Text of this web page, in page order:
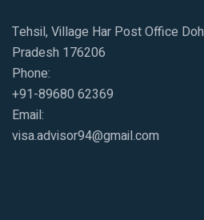
Tehsil, Village Har Post Office
Pradesh 176206
Phone:
+91-89680 62369
Email:
visa.advisor94@gmail.com